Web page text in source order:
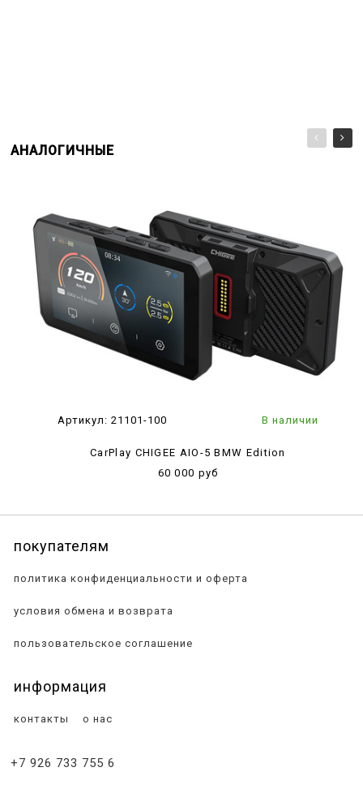
АНАЛОГИЧНЫЕ
Артикул:21101-100 В наличии
CarPlay CHIGEE AIO-5 BMW Edition
60 000 руб
покупателям
политика конфиденциальности и оферта
условия обмена и возврата
пользовательское соглашение
информация
контакты о нас
+7 926 733 755 6